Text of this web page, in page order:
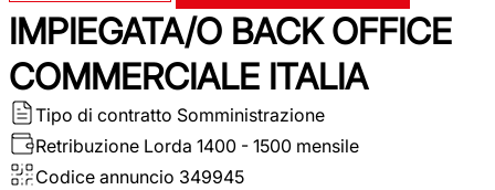
IMPIEGATA/O BACK OFFICE
COMMERCIALE ITALIA
Tipo di contratto Somministrazione
Retribuzione Lorda 1400 - 1500 mensile
Codice annuncio 349945